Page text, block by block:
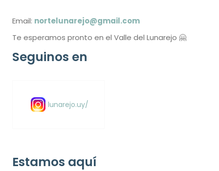
Email: nortelunarejo@gmail.com
Te esperamos pronto en el Valle del Lunarejo 🤗
Seguinos en
lunarejo.uy/
Estamos aquí